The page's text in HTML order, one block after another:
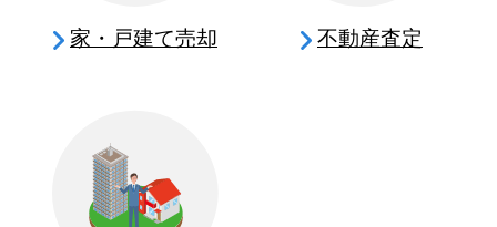
家・戸建て売却 不動産査定